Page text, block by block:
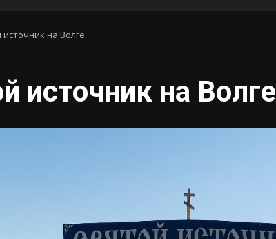
источник на Волге
источник на Волге